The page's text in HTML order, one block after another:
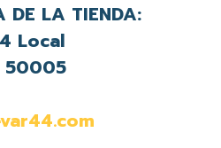
DE LA TIENDA:
Local
50005